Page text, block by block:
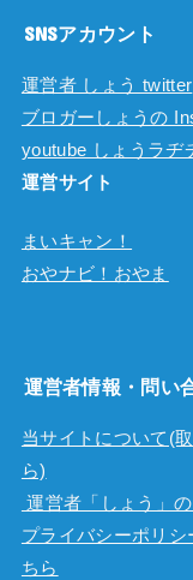
SNSアカウント
運営者 しょう twitter
ブロガーしょうの
youtube しょうラヂ
運営サイト
まいキャン！
おやナビ！おやま
運営者情報・問い
当サイトについて(
ら)
運営者「しょう」
プライバシーポリシ
ちら